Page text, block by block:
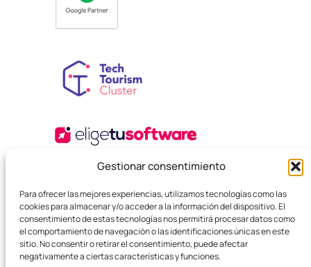
Gestionar consentimiento
Para ofrecer las mejores experiencias, utilizamos tecnologías como las
cookies para almacenar y/o acceder a la información del dispositivo. El
consentimiento de estas tecnologías nos permitirá procesar datos como
el comportamiento de navegación o las identificaciones únicas en este
sitio. No consentir o retirar el consentimiento, puede afectar
negativamente a ciertas características y funciones.
© 2025 Agencia Boutique SEO. Todos los derechos
reservados.